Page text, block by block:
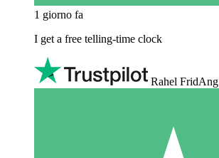
1 giorno fa
I get a free telling-time clock
Rahel FridAng